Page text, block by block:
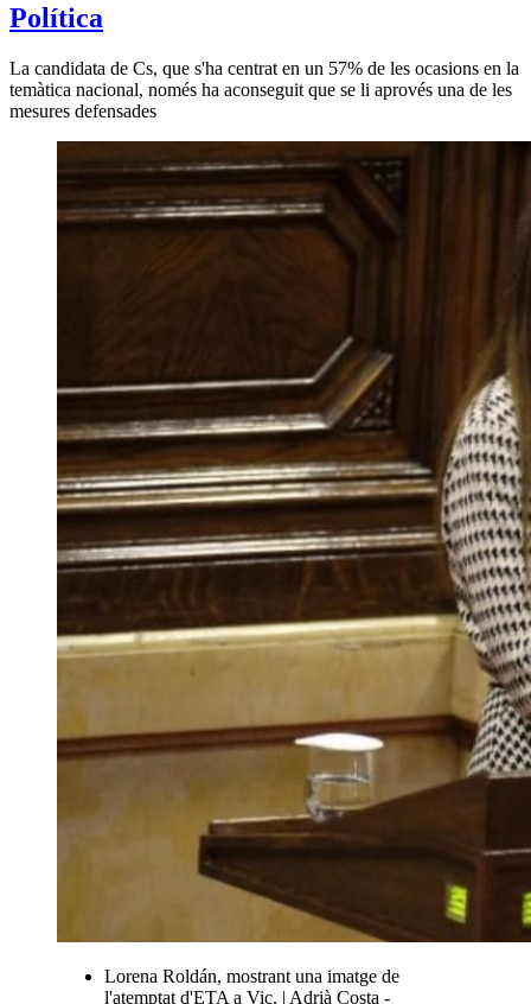
Política
La candidata de Cs, que s'ha centrat en un 57% de les ocasions en la
temàtica nacional, només ha aconseguit que se li aprovés una de les
mesures defensades
Lorena Roldán, mostrant una imatge de
l'atemptat d'ETA a Vic. | Adrià Costa -